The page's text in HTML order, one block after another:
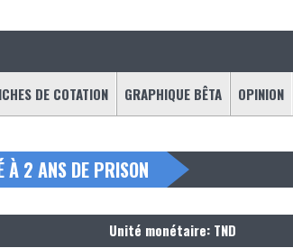
DE COTATION GRAPHIQUE BÊTA OPINION
À 2 ANS DE PRISON
Unité monétaire: TND